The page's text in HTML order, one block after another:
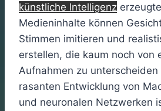
künstliche Intelligenz
Medieninhalte können
Stimmen imitieren und
erstellen, die kaum noch von
Aufnahmen zu
rasanten Entwicklung von
und neuronalen Netzwerken